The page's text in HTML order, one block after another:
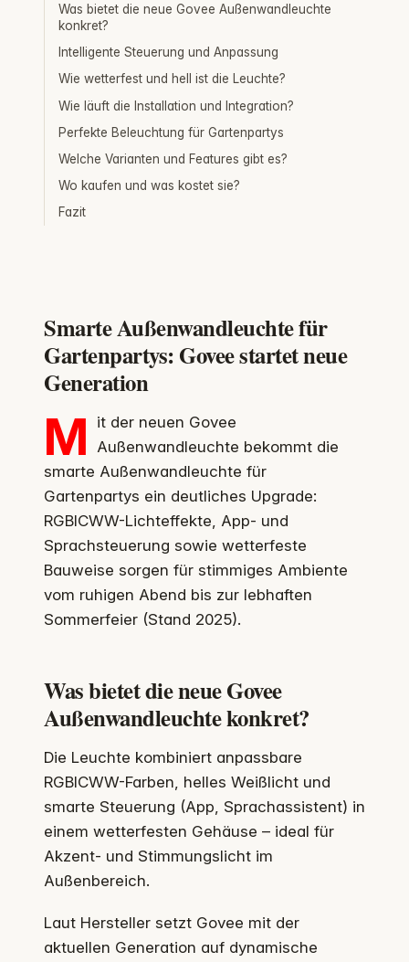
Was bietet die neue Govee Außenwandleuchte
konkret?
Intelligente Steuerung und Anpassung
Wie wetterfest und hell ist die Leuchte?
Wie läuft die Installation und Integration?
Perfekte Beleuchtung für Gartenpartys
Welche Varianten und Features gibt es?
Wo kaufen und was kostet sie?
Fazit
Smarte Außenwandleuchte für
Gartenpartys: Govee startet neue
Generation
M
it der neuen Govee
Außenwandleuchte bekommt die
smarte Außenwandleuchte für
Gartenpartys ein deutliches Upgrade:
RGBICWW-Lichteffekte, App- und
Sprachsteuerung sowie wetterfeste
Bauweise sorgen für stimmiges Ambiente
vom ruhigen Abend bis zur lebhaften
Sommerfeier (Stand 2025).
Was bietet die neue Govee
Außenwandleuchte konkret?
Die Leuchte kombiniert anpassbare
RGBICWW-Farben, helles Weißlicht und
smarte Steuerung (App, Sprachassistent) in
einem wetterfesten Gehäuse – ideal für
Akzent- und Stimmungslicht im
Außenbereich.
Laut Hersteller setzt Govee mit der
aktuellen Generation auf dynamische